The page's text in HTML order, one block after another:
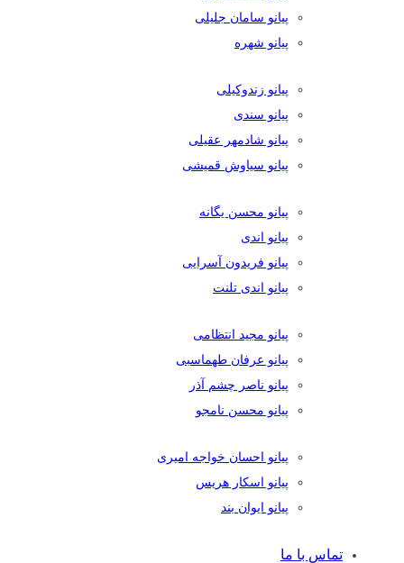
پیانو سامان جلیلی
پیانو شهره
پیانو زندوکیلی
پیانو سندی
پیانو شادمهر عقیلی
پیانو سیاوش قمیشی
پیانو محسن یگانه
پیانو اندی
پیانو فریدون آسرایی
پیانو اندی تلنت
پیانو مجید انتظامی
پیانو عرفان طهماسبی
پیانو ناصر چشم آذر
پیانو محسن نامجو
پیانو احسان خواجه امیری
پیانو اسکار هریس
پیانو ایوان بند
تماس با ما